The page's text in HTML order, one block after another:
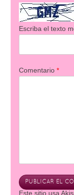
Escriba el texto
Comentario *
Este sitio usa